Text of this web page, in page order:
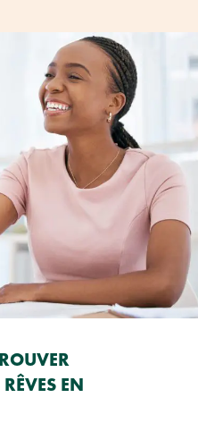
RÊVES EN